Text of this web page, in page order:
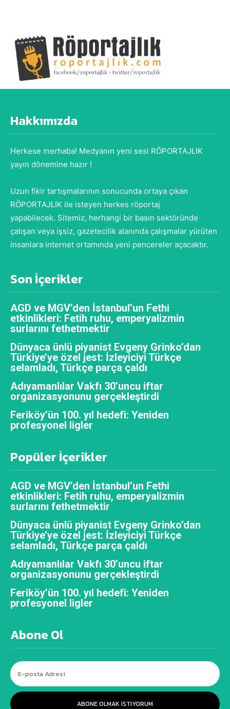
Hakkımızda
Herkese merhaba! Medyanın yeni sesi RÖPORTAJLIK
yayın dönemine hazır !
Uzun fikir tartışmalarının sonucunda ortaya çıkan
RÖPORTAJLIK ile isteyen herkes röportaj
yapabilecek. Sitemiz, herhangi bir basın sektöründe
çalışan veya işsiz, gazetecilik alanında çalışmalar yürüten
insanlara internet ortamında yeni pencereler açacaktır.
Son İçerikler
AGD ve MGV’den İstanbul’un Fethi
etkinlikleri: Fetih ruhu, emperyalizmin
surlarını fethetmektir
Dünyaca ünlü piyanist Evgeny Grinko’dan
Türkiye’ye özel jest: İzleyiciyi Türkçe
selamladı, Türkçe parça çaldı
Adıyamanlılar Vakfı 30’uncu iftar
organizasyonunu gerçekleştirdi
Feriköy’ün 100. yıl hedefi: Yeniden
profesyonel ligler
Popüler İçerikler
AGD ve MGV’den İstanbul’un Fethi
etkinlikleri: Fetih ruhu, emperyalizmin
surlarını fethetmektir
Dünyaca ünlü piyanist Evgeny Grinko’dan
Türkiye’ye özel jest: İzleyiciyi Türkçe
selamladı, Türkçe parça çaldı
Adıyamanlılar Vakfı 30’uncu iftar
organizasyonunu gerçekleştirdi
Feriköy’ün 100. yıl hedefi: Yeniden
profesyonel ligler
Abone Ol
ABONE OLMAK ISTIYORUM